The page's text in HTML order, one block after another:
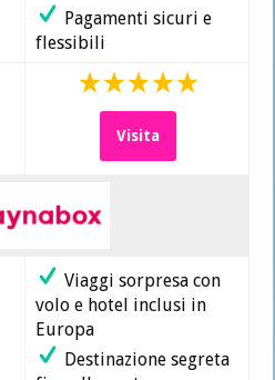
Pagamenti sicuri e
flessibili
Visita
Viaggi sorpresa con
volo e hotel inclusi in
Europa
Destinazione segreta